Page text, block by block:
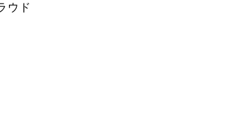
ウド